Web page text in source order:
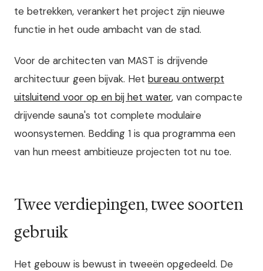
te betrekken, verankert het project zijn nieuwe
functie in het oude ambacht van de stad.
Voor de architecten van MAST is drijvende
architectuur geen bijvak. Het bureau ontwerpt
uitsluitend voor op en bij het water, van compacte
drijvende sauna's tot complete modulaire
woonsystemen. Bedding 1 is qua programma een
van hun meest ambitieuze projecten tot nu toe.
Twee verdiepingen, twee soorten
gebruik
Het gebouw is bewust in tweeën opgedeeld. De